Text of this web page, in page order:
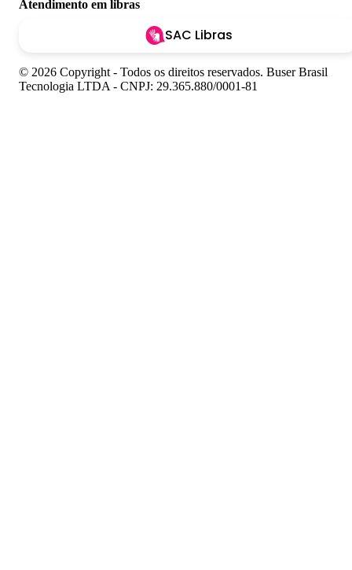
Atendimento em libras
SAC Libras
© 2026 Copyright - Todos os direitos reservados. Buser Brasil
Tecnologia LTDA - CNPJ: 29.365.880/0001-81